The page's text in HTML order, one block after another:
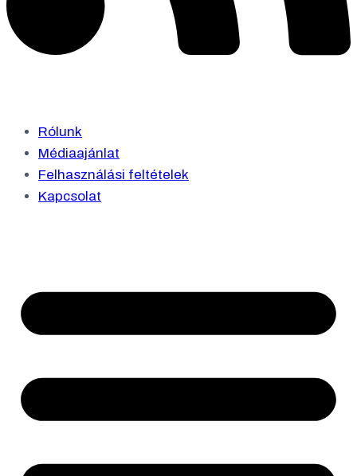
Rólunk
Médiaajánlat
Felhasználási feltételek
Kapcsolat